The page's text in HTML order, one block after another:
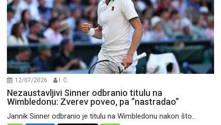
12/07/2026 I. Ć.
Nezaustavljivi Sinner odbranio titulu na
Wimbledonu: Zverev poveo, pa “nastradao”
Jannik Sinner odbranio je titulu na Wimbledonu nakon što...